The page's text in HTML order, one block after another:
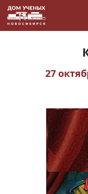
Наука
О
27